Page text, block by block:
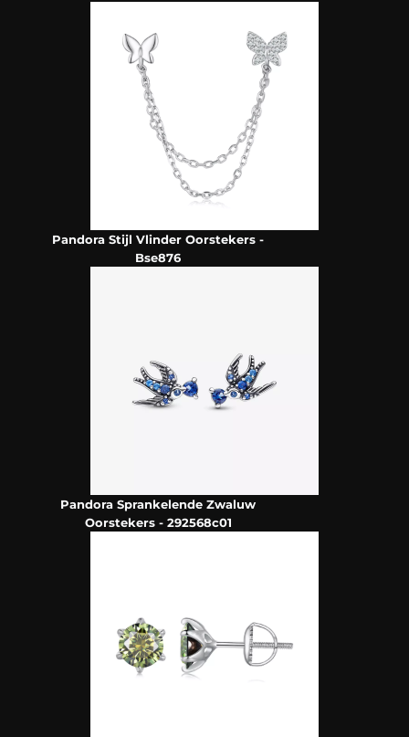
Pandora Stijl Vlinder Oorstekers -
Bse876
Pandora Sprankelende Zwaluw
Oorstekers - 292568c01